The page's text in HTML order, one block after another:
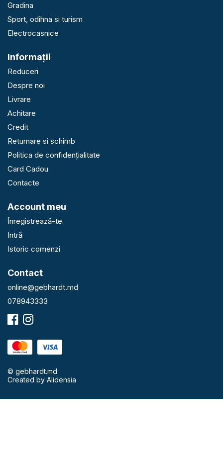
Gradina
Sport, odihna si turism
Electrocasnice
Informaţii
Reduceri
Despre noi
Livrare
Achitare
Credit
Returnare si schimb
Politica de confidențialitate
Card Cadou
Contacte
Account meu
Înregistrează-te
Intră
Istoric comenzi
Contact
online@gebhardt.md
078943333
© gebhardt.md
Created by Alidensia